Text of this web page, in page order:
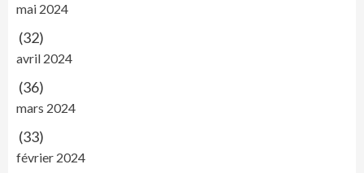
mai 2024
(32)
avril 2024
(36)
mars 2024
(33)
février 2024